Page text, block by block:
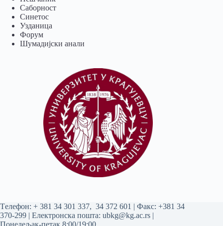
Саборност
Синетос
Узданица
Форум
Шумадијски анали
Tелефон: + 381 34 301 337, 34 372 601 | Факс: +381 34
370-299 | Електронска пошта: ubkg@kg.ac.rs |